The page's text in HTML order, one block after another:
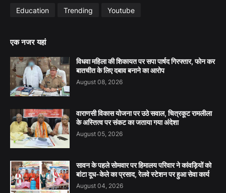
Education Trending Youtube
एक नजर यहां
विधवा महिला की शिकायत पर सपा पार्षद गिरफ्तार, फोन कर
बातचीत के लिए दबाव बनाने का आरोप
August 08, 2026
वाराणसी विकास योजना पर उठे सवाल, चित्रकूट रामलीला
के अस्तित्व पर संकट का जताया गया अंदेशा
August 05, 2026
सावन के पहले सोमवार पर हिमालय परिवार ने कांवड़ियों को
बांटा दूध-केले का प्रसाद, रेलवे स्टेशन पर हुआ सेवा कार्य
August 04, 2026